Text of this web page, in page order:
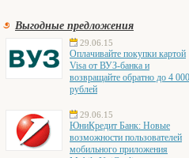
Выгодные предложения
29.06.15
Оплачивайте покупки картой
Visa от ВУЗ-банка и
возвращайте обратно до 4 000
рублей
29.06.15
ЮниКредит Банк: Новые
возможности пользователей
мобильного приложения